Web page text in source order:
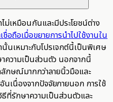
ม่เหมือนกันและมีประโยชน์ต่าง
ชื่อถือเมื่อขยายการนำไปใช้งานใน
นั้นเหมาะกับโปรเจกต์นี้เป็นพิเศษ
ความเป็นส่วนตัว นอกจากนี้
ลักษณ์มากกว่าลายนิ้วมือและ
นเนื่องจากปัจจัยภายนอก การใช้
ธีที่รักษาความเป็นส่วนตัวและ